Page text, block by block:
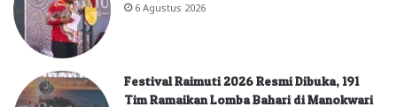
6 Agustus 2026
Festival Raimuti 2026 Resmi Dibuka, 191
Tim Ramaikan Lomba Bahari di Manokwari